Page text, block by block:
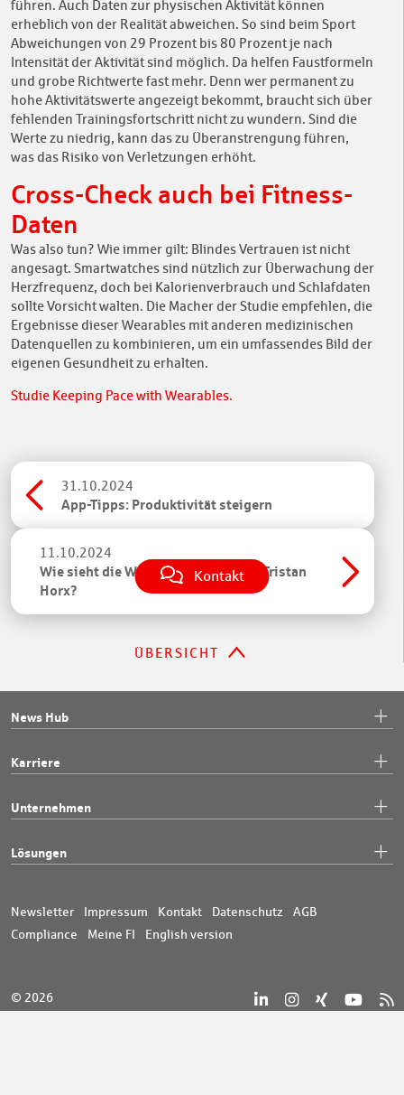
Kontakt
führen. Auch Daten zur physischen Aktivität können
erheblich von der Realität abweichen. So sind beim Sport
Abweichungen von 29 Prozent bis 80 Prozent je nach
Intensität der Aktivität sind möglich. Da helfen Faustformeln
und grobe Richtwerte fast mehr. Denn wer permanent zu
hohe Aktivitätswerte angezeigt bekommt, braucht sich über
fehlenden Trainingsfortschritt nicht zu wundern. Sind die
Werte zu niedrig, kann das zu Überanstrengung führen,
was das Risiko von Verletzungen erhöht.
Cross-Check auch bei Fitness-
Daten
Was also tun? Wie immer gilt: Blindes Vertrauen ist nicht
angesagt. Smartwatches sind nützlich zur Überwachung der
Herzfrequenz, doch bei Kalorienverbrauch und Schlafdaten
sollte Vorsicht walten. Die Macher der Studie empfehlen, die
Ergebnisse dieser Wearables mit anderen medizinischen
Datenquellen zu kombinieren, um ein umfassendes Bild der
eigenen Gesundheit zu erhalten.
Studie Keeping Pace with Wearables.
31.10.2024
App-Tipps: Produktivität steigern
11.10.2024
Wie sieht die Welt von morgen aus, Tristan
Horx?
ÜBERSICHT
News Hub
Karriere
Unternehmen
Lösungen
Newsletter Impressum Kontakt Datenschutz
AGB
Compliance
Meine FI English version
© 2026